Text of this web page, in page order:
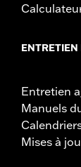
Entretien
Manuels
Mises à